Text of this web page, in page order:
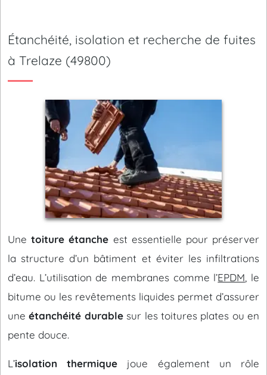
Étanchéité, isolation et recherche de fuites
à Trelaze (49800)
Unetoiture étanche est essentielle pour préserver
la structure d’un bâtiment et éviter les infiltrations
d’eau. L’utilisation de membranes comme l’EPDM , le
bitume ou les revêtements liquides permet d’assurer
uneétanchéité durablesur les toitures plates ou en
pente douce.
L’isolation thermique joue également un rôle